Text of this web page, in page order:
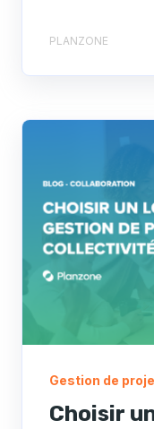
PLANZONE
Gestion de
Choisir